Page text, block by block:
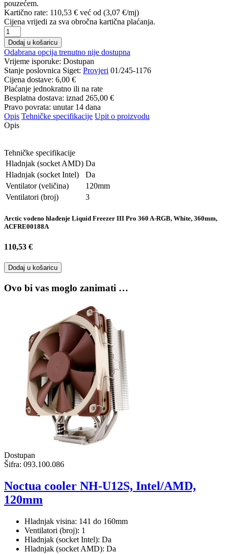
pouzećem.
Kartično rate: 110,53 € već od (3,07 €/mj)
Cijena vrijedi za sva obročna kartična plaćanja.
Dodaj u košaricu
Odabrana opcija trenutno nije dostupna
Vrijeme isporuke: Dostupan
Stanje poslovnica Siget: Provjeri 01/245-1176
Cijena dostave: 6,00 €
Plaćanje jednokratno ili na rate
Besplatna dostava: iznad 265,00 €
Pravo povrata: unutar 14 dana
Opis Tehničke specifikacije Upit o proizvodu
Opis
Tehničke specifikacije
Hladnjak (socket AMD) Da
Hladnjak (socket Intel)
Da
Ventilator (veličina)
120mm
Ventilatori (broj)
3
Arctic vodeno hlađenje Liquid Freezer III Pro 360 A-RGB, White, 360mm,
ACFRE00188A
110,53 €
Dodaj u košaricu
Ovo bi vas moglo zanimati …
Dostupan
Šifra: 093.100.086
Noctua cooler NH-U12S, Intel/AMD,
120mm
Hladnjak visina: 141 do 160mm
Ventilatori (broj): 1
Hladnjak (socket Intel): Da
Hladnjak (socket AMD): Da